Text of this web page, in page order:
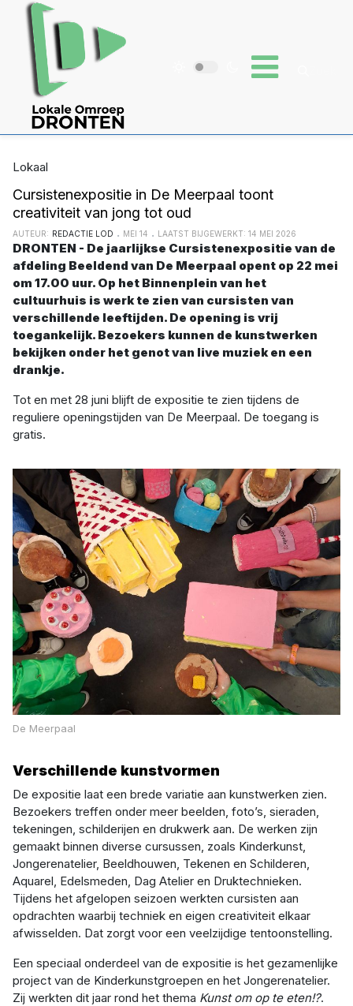
Lokaal
Cursistenexpositie in De Meerpaal toont
creativiteit van jong tot oud
AUTEUR: REDACTIE LOD MEI 14 LAATST BIJGEWERKT: 14 MEI 2026
DRONTEN - De jaarlijkse Cursistenexpositie van de
afdeling Beeldend van De Meerpaal opent op 22 mei
om 17.00 uur. Op het Binnenplein van het
cultuurhuis is werk te zien van cursisten van
verschillende leeftijden. De opening is vrij
toegankelijk. Bezoekers kunnen de kunstwerken
bekijken onder het genot van live muziek en een
drankje.
Tot en met 28 juni blijft de expositie te zien tijdens de
reguliere openingstijden van De Meerpaal. De toegang is
gratis.
De Meerpaal
Verschillende kunstvormen
De expositie laat een brede variatie aan kunstwerken zien.
Bezoekers treffen onder meer beelden, foto’s, sieraden,
tekeningen, schilderijen en drukwerk aan. De werken zijn
gemaakt binnen diverse cursussen, zoals Kinderkunst,
Jongerenatelier, Beeldhouwen, Tekenen en Schilderen,
Aquarel, Edelsmeden, Dag Atelier en Druktechnieken.
Tijdens het afgelopen seizoen werkten cursisten aan
opdrachten waarbij techniek en eigen creativiteit elkaar
afwisselden. Dat zorgt voor een veelzijdige tentoonstelling.
Een speciaal onderdeel van de expositie is het gezamenlijke
project van de Kinderkunstgroepen en het Jongerenatelier.
Zij werkten dit jaar rond het thema Kunst om op te eten!?.